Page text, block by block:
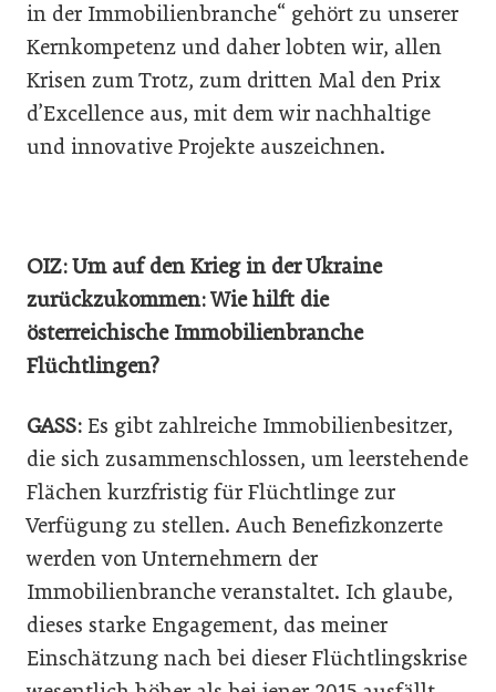
in der Immobilienbranche“ gehört zu unserer
Kernkompetenz und daher lobten wir, allen
Krisen zum Trotz, zum dritten Mal den Prix
d’Excellence aus, mit dem wir nachhaltige
und innovative Projekte auszeichnen.
OIZ: Um auf den Krieg in der Ukraine
zurückzukommen: Wie hilft die
österreichische Immobilienbranche
Flüchtlingen?
GASS: Es gibt zahlreiche Immobilienbesitzer,
die sich zusammenschlossen, um leerstehende
Flächen kurzfristig für Flüchtlinge zur
Verfügung zu stellen. Auch Benefizkonzerte
werden von Unternehmern der
Immobilienbranche veranstaltet. Ich glaube,
dieses starke Engagement, das meiner
Einschätzung nach bei dieser Flüchtlingskrise